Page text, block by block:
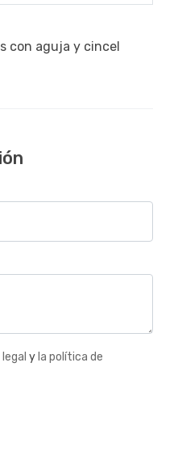
con aguja y cincel
y la política de